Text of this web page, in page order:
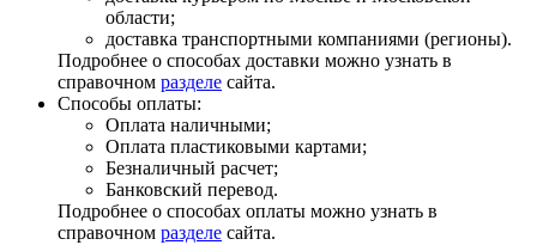
области;
доставка транспортными компаниями (регионы).
Подробнее о способах доставки можно узнать в
справочном разделе сайта.
Способы оплаты:
Оплата наличными;
Оплата пластиковыми картами;
Безналичный расчет;
Банковский перевод.
Подробнее о способах оплаты можно узнать в
справочном разделе сайта.